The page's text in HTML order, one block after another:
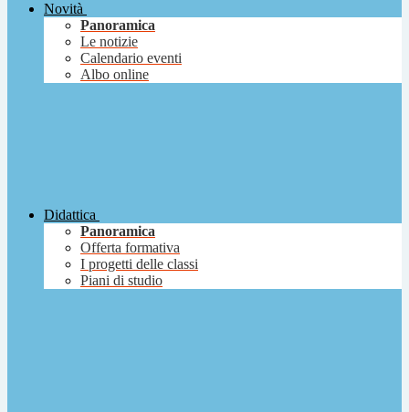
Novità
Panoramica
Le notizie
Calendario eventi
Albo online
Didattica
Panoramica
Offerta formativa
I progetti delle classi
Piani di studio